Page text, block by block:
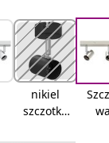
nikiel
szczotko